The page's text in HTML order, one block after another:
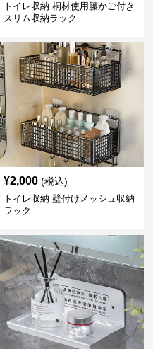
トイレ収納 桐材使用籐かご付き
スリム収納ラック
¥2,000 (税込)
トイレ収納 壁付けメッシュ収納
ラック